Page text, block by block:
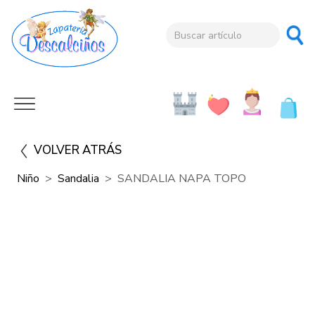
VOLVER ATRÁS
Niño Sandalia SANDALIA NAPA TOPO